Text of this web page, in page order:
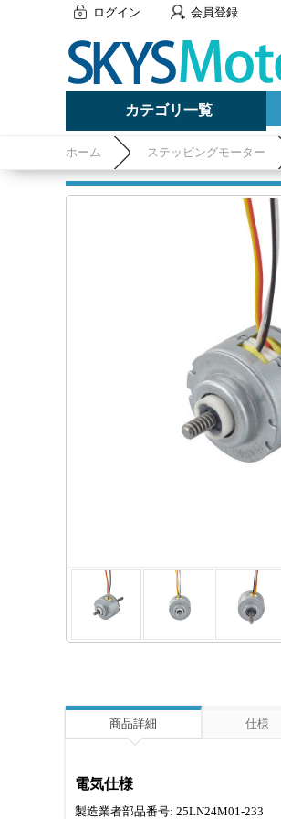
ログイン 会員登録
カテゴリ一覧
ホーム ステッピングモーター
50mm
商品詳細 仕様
電気仕様
製造業者部品番号: 25LN24M01-233